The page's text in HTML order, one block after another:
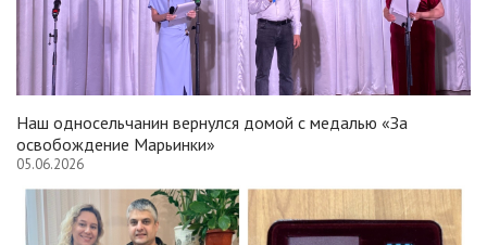
Наш односельчанин вернулся домой с медалью «За
освобождение Марьинки»
05.06.2026